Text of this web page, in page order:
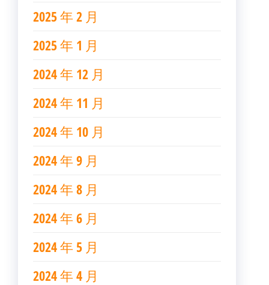
2025 年 2 月
2025 年 1 月
2024 年 12 月
2024 年 11 月
2024 年 10 月
2024 年 9 月
2024 年 8 月
2024 年 6 月
2024 年 5 月
2024 年 4 月